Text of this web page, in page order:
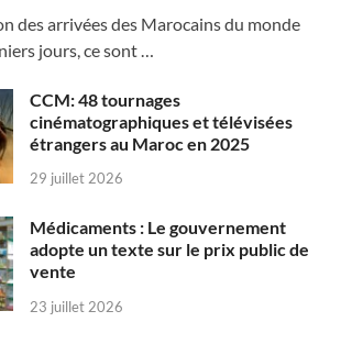
des arrivées des Marocains du monde
jours, ce sont …
CCM: 48 tournages
cinématographiques et télévisées
étrangers au Maroc en 2025
29 juillet 2026
Médicaments : Le gouvernement
adopte un texte sur le prix public de
vente
23 juillet 2026